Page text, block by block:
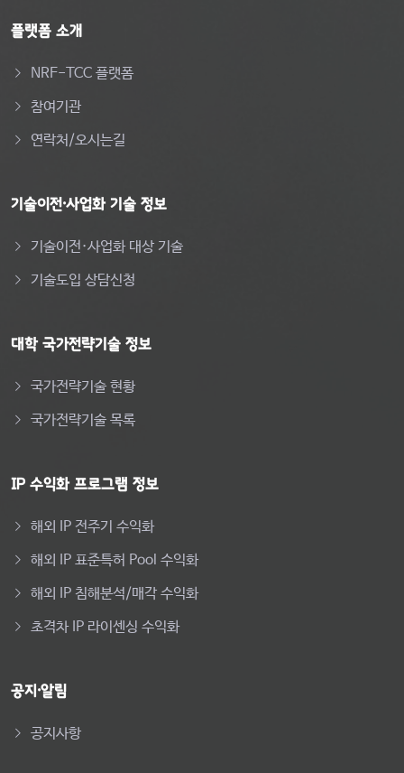
플랫폼 소개
NRF-TCC 플랫폼
참여기관
연락처/오시는길
기술이전·사업화 기술 정보
기술이전·사업화 대상 기술
기술도입 상담신청
대학 국가전략기술 정보
국가전략기술 현황
국가전략기술 목록
IP 수익화 프로그램 정보
해외 IP 전주기 수익화
해외 IP 표준특허 Pool 수익화
해외 IP 침해분석/매각 수익화
초격차 IP 라이센싱 수익화
공지·알림
공지사항